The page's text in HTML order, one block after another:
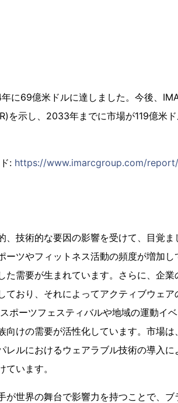
に69億米ドルに達しました。今後、
を示し、2033年までに市場が119億米
: https://www.imarcgroup.com/
、技術的な要因の影響を受けて、目覚ま
ツやフィットネス活動の頻度が増加し
た需要が生まれています。さらに、企
ており、それによってアクティブウェ
ポーツフェスティバルや地域の運動イ
向けの需要が活性化しています。市場
レルにおけるウェアラブル技術の導入
います。
が世界の舞台で影響力を持つことで、